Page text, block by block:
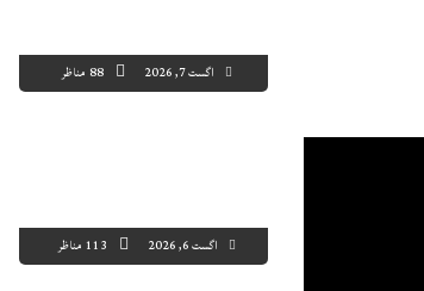
اگست 7, 2026 88 مناظر
اگست 6, 2026 113 مناظر